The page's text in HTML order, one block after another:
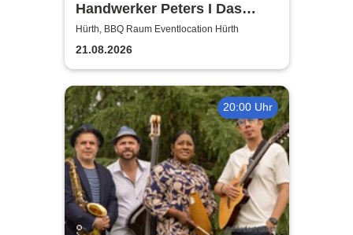
Handwerker Peters I Das
Sommer Event | Achtung -
Handwerker im UrlaubOpen
Air
Hürth, BBQ Raum Eventlocation Hürth
21.08.2026
20:00 Uhr